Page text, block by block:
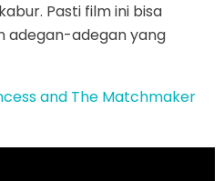
Pasti film ini bisa
adegan-adegan yang
and The Matchmaker